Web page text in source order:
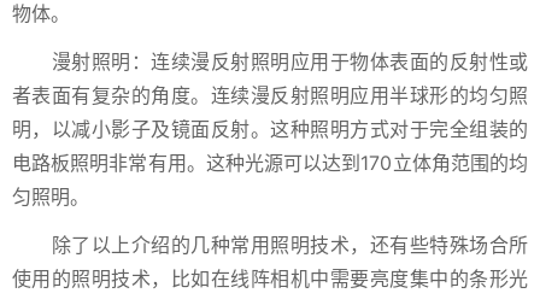
物体。
漫射照明：连续漫反射照明应用于物体表面的反射性或
者表面有复杂的角度。连续漫反射照明应用半球形的均匀照
明，以减小影子及镜面反射。这种照明方式对于完全组装的
电路板照明非常有用。这种光源可以达到170立体角范围的均
匀照明。
除了以上介绍的几种常用照明技术，还有些特殊场合所
使用的照明技术，比如在线阵相机中需要亮度集中的条形光